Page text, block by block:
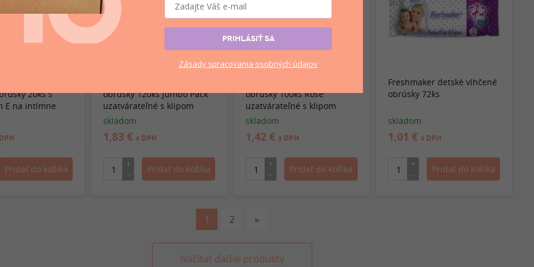
20ks s
E na intímne
obrúsky 120ks Jumbo Pack
uzatvárateľné s klipom
skladom
1,83 € s DPH
obrúsky 100ks Rose
uzatvárateľné s klipom
skladom
1,42 € s DPH
Freshmaker detské vlhčené
obrúsky 72ks
skladom
1,01 € s DPH
1 2 »
Načítať ďalšie produkty
PRIHLÁSIŤ SA
Zásady spracovania osobných údajov